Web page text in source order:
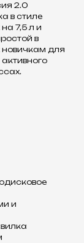
2.0
в стиле
7,5 л и
в
новичкам для
и